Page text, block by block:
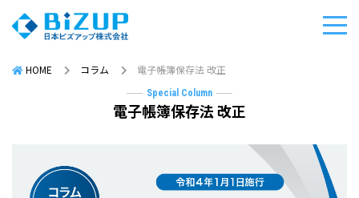
HOME コラム 電子帳簿保存法 改正
Special Column
電子帳簿保存法 改正